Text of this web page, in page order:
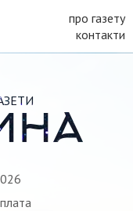
про газету
контакти